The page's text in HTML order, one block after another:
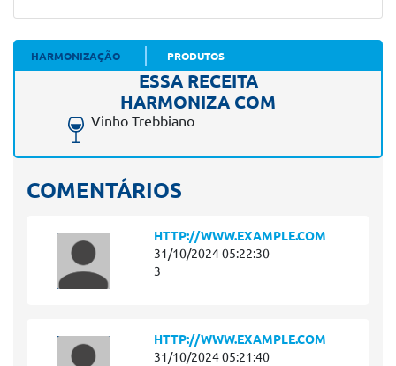
HARMONIZAÇÃO PRODUTOS
ESSA RECEITA
HARMONIZA COM
Vinho Trebbiano
COMENTÁRIOS
HTTP://WWW.EXAMPLE.COM
31/10/2024 05:22:30
3
HTTP://WWW.EXAMPLE.COM
31/10/2024 05:21:40